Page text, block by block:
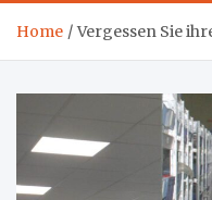
Home Vergessen Sie